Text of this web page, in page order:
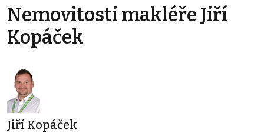
Nemovitosti makléře Jiří
Kopáček
Jiří Kopáček